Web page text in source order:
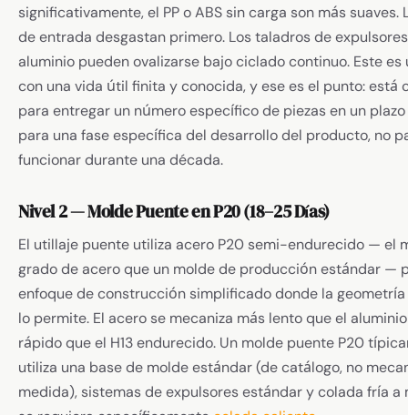
significativamente, el PP o ABS sin carga son más suaves.
de entrada desgastan primero. Los taladros de
aluminio pueden ovalizarse bajo ciclado continuo. Este es
con una vida útil finita y conocida, y ese es el punto: está
para entregar un número específico de piezas en un
para una fase específica del desarrollo del producto, no
funcionar durante una década.
Nivel 2 — Molde Puente en P20 (18–25 Días)
El utillaje puente utiliza acero P20 semi-endurecido — el
grado de acero que un molde de producción estándar —
enfoque de construcción simplificado donde la geometría
lo permite. El acero se mecaniza más lento que el
rápido que el H13 endurecido. Un molde puente P20
utiliza una base de molde estándar (de catálogo, no
medida), sistemas de expulsores estándar y colada fría a